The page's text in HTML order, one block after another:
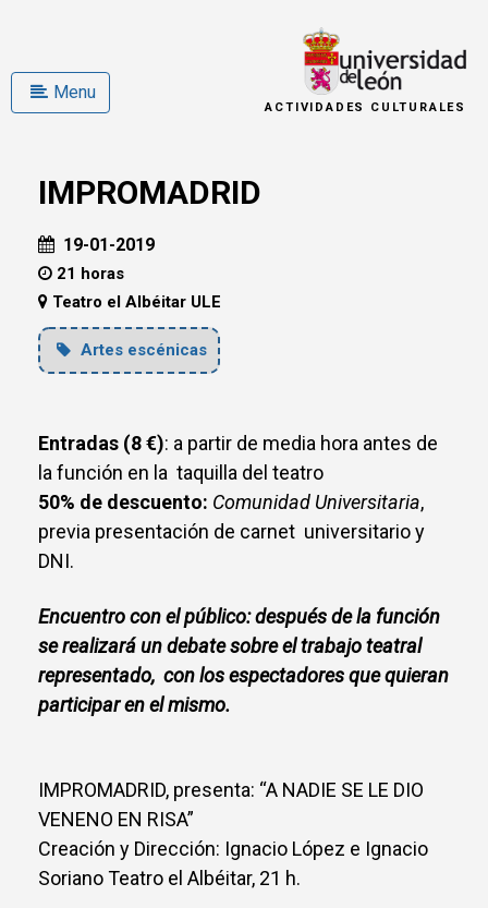
Menu
ACTIVIDADES CULTURALES
IMPROMADRID
19-01-2019
21 horas
Teatro el Albéitar ULE
Artes escénicas
Entradas (8 €): a partir de media hora antes de
la función en la taquilla del teatro
50% de descuento: Comunidad Universitaria,
previa presentación de carnet universitario y
DNI.
Encuentro con el público: después de la función
se realizará un debate sobre el trabajo teatral
representado, con los espectadores que quieran
participar en el mismo.
IMPROMADRID, presenta: “A NADIE SE LE DIO
VENENO EN RISA”
Creación y Dirección: Ignacio López e Ignacio
Soriano Teatro el Albéitar, 21 h.